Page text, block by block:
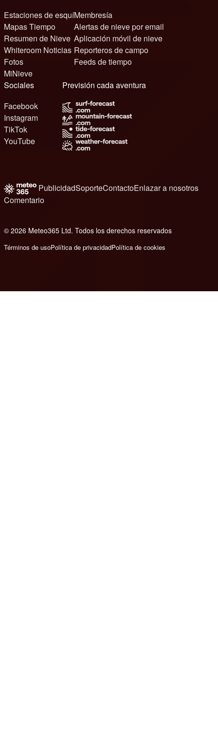
Estaciones de esquí
Mapas Tiempo
Resumen de Nieve
Whiteroom Noticias
Fotos
MiNieve
Membresía
Alertas de nieve por email
Aplicación móvil de nieve
Reporteros de campo
Feeds de tiempo
Sociales
Facebook
Instagram
TikTok
YouTube
Previsión cada aventura
PublicidadSoporteContactoEnlazar a nosotros
Comentario
© 2026 Meteo365 Ltd. Todos los derechos reservados
Términos de usoPolítica de privacidadPolítica de cookies